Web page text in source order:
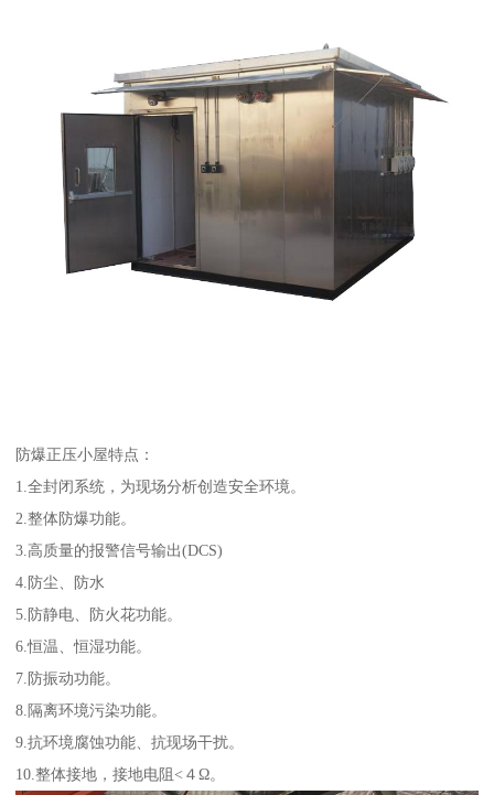
防爆正压小屋特点：
1.全封闭系统，为现场分析创造安全环境。
2.整体防爆功能。
3.高质量的报警信号输出(DCS)
4.防尘、防水
5.防静电、防火花功能。
6.恒温、恒湿功能。
7.防振动功能。
8.隔离环境污染功能。
9.抗环境腐蚀功能、抗现场干扰。
10.整体接地，接地电阻<４Ω。